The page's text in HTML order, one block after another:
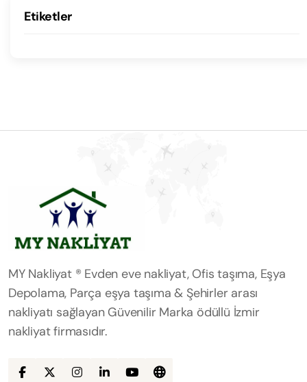
Etiketler
MY Nakliyat ® Evden eve nakliyat, Ofis taşıma, Eşya
Depolama, Parça eşya taşıma & Şehirler arası
nakliyatı sağlayan Güvenilir Marka ödüllü İzmir
nakliyat firmasıdır.